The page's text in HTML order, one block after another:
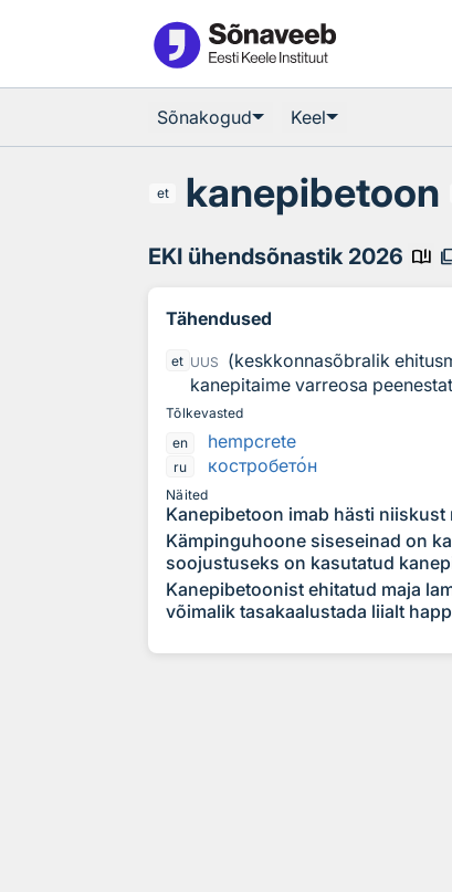
Sõnakogud Keel
et kanepibetoon
EKI ühendsõnastik 2026 book_ribbon
Tähendused
et UUS
(keskkonnasõbralik
kanepitaime varreosa
Tõlkevasted
en
hempcrete
ru костробетон
Näited
Kanepibetoon imab hästi
Kämpinguhoone siseseinad on
soojustuseks on kasutatud
Kanepibetoonist ehitatud maja
võimalik tasakaalustada liialt